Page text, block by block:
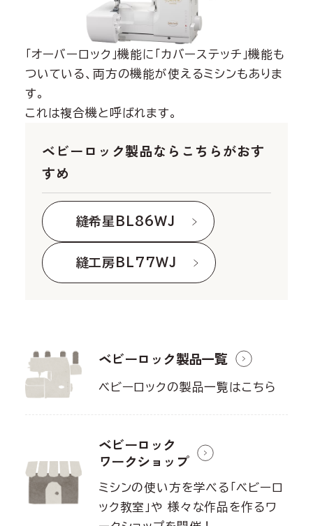
「オーバーロック」機能に「カバーステッチ」機能も
ついている、両方の機能が使えるミシンもありま
す。
これは複合機と呼ばれます。
ベビーロック製品ならこちらがおす
すめ
縫希星BL86WJ
縫工房BL77WJ
ベビーロック製品一覧
ベビーロックの製品一覧はこちら
ベビーロック
ワークショップ
ミシンの使い方を学べる「ベビーロ
ック教室」や 様々な作品を作るワ